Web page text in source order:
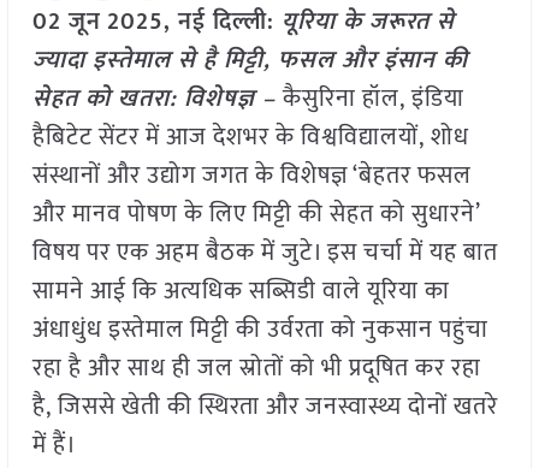
02 जून 2025, नई दिल्ली: यूरिया के जरूरत से
ज्‍यादा इस्‍तेमाल से है मिट्टी, फसल और इंसान की
सेहत को खतरा: विशेषज्ञ –कैसुरिना हॉल, इंडिया
हैबिटेट सेंटर में आज देशभर के विश्वविद्यालयों, शोध
संस्थानों और उद्योग जगत के विशेषज्ञ ‘बेहतर फसल
और मानव पोषण के लिए मिट्टी की सेहत को सुधारने’
विषय पर एक अहम बैठक में जुटे। इस चर्चा में यह बात
सामने आई कि अत्यधिक सब्सिडी वाले यूरिया का
अंधाधुंध इस्तेमाल मिट्टी की उर्वरता को नुकसान पहुंचा
रहा है और साथ ही जल स्रोतों को भी प्रदूषित कर रहा
है, जिससे खेती की स्थिरता और जनस्वास्थ्य दोनों खतरे
में हैं।